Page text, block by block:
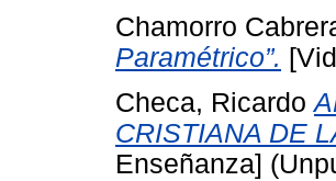
Chamorro
Paramétrico”.
Checa, Ricardo
CRISTIANA DE
Enseñanza]